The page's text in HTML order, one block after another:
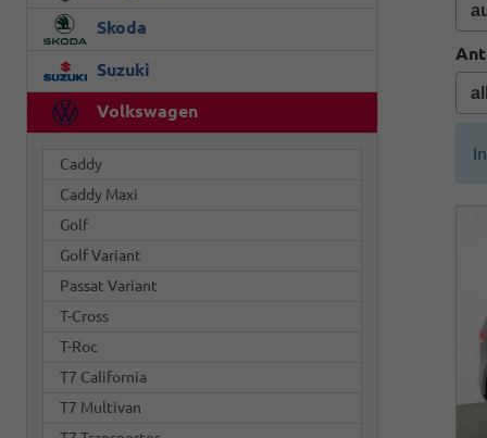
Skoda
Suzuki
Volkswagen
Caddy
Caddy Maxi
Golf
Golf Variant
Passat Variant
T-Cross
T-Roc
T7 California
T7 Multivan